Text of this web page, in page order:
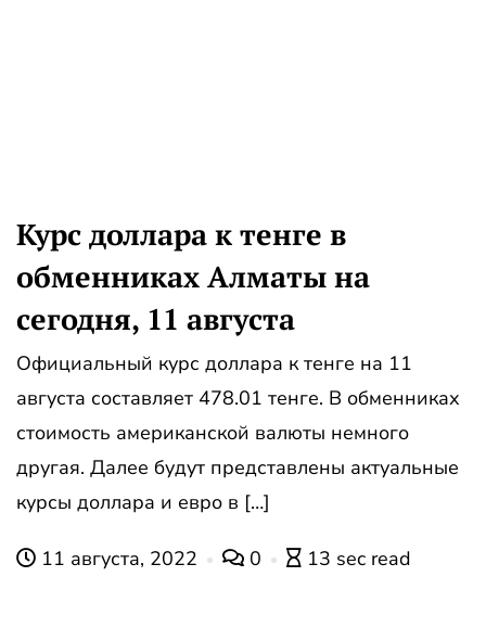
Курс доллара к тенге в
обменниках Алматы на
сегодня, 11 августа
Официальный курс доллара к тенге на 11
августа составляет 478.01 тенге. В обменниках
стоимость американской валюты немного
другая. Далее будут представлены актуальные
курсы доллара и евро в […]
11 августа, 2022 0 13 sec read